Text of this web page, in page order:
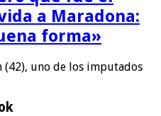
a Maradona:
forma»
uno de los imputados